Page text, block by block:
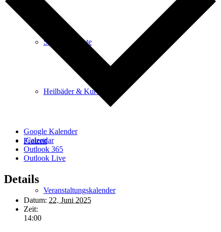
Stadtgeschichte
Heilbäder & Kurorte
Freizeit
Veranstaltungskalender
Google Kalender
iCalendar
Outlook 365
Outlook Live
Details
Datum: 22. Juni 2025
Zeit:
14:00